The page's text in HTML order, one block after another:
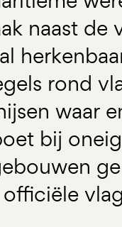
naast de
rond
waar
bij